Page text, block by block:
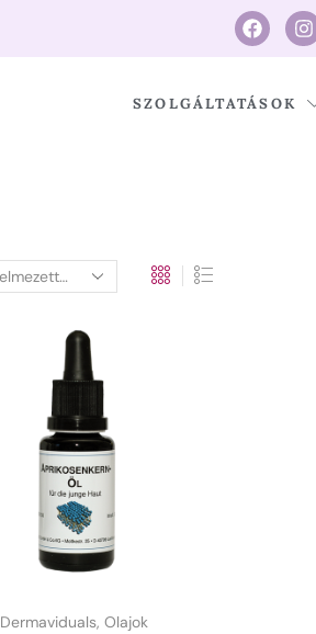
SZOLGÁLTATÁSOK
Dermaviduals,Olajok